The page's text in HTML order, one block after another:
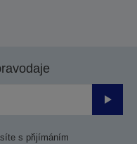
s přijímáním